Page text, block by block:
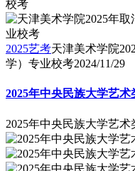
校考
2025艺考天津美术学院
学）专业校考2024/11/29
2025年中央民族大学艺
2025年中央民族大学艺